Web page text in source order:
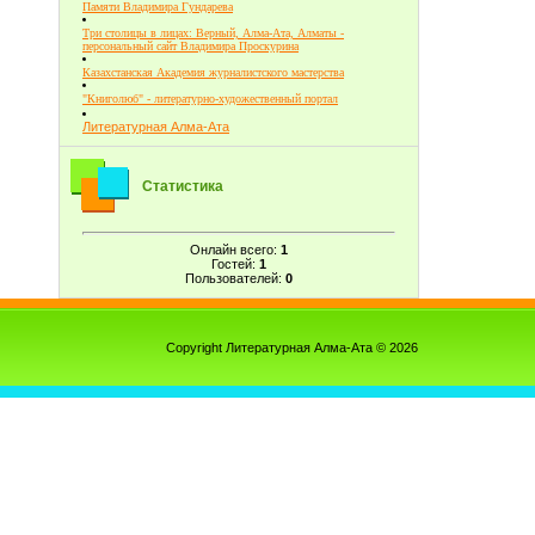
Памяти Владимира Гундарева
Три столицы в лицах: Верный, Алма-Ата, Алматы -
персональный сайт Владимира Проскурина
Казахстанская Академия журналистского мастерства
"Книголюб" - литературно-художественный портал
Литературная Алма-Ата
Статистика
Онлайн всего: 1
Гостей: 1
Пользователей: 0
Copyright Литературная Алма-Ата © 2026